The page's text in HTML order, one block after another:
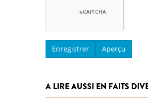
A LIRE AUSSI EN FAITS